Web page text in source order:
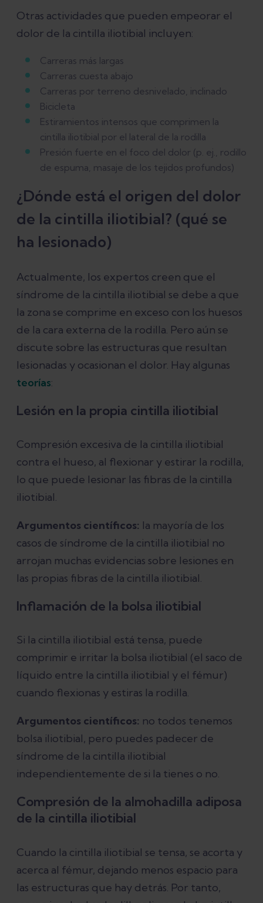
Otras actividades que pueden empeorar el
dolor de la cintilla iliotibial incluyen:
Carreras más largas
Carreras cuesta abajo
Carreras por terreno desnivelado, inclinado
Bicicleta
Estiramientos intensos que comprimen la
cintilla iliotibial por el lateral de la rodilla
Presión fuerte en el foco del dolor (p. ej., rodillo
de espuma, masaje de los tejidos profundos)
¿Dónde está el origen del dolor
de la cintilla iliotibial? (qué se
ha lesionado)
Actualmente, los expertos creen que el
síndrome de la cintilla iliotibial se debe a que
la zona se comprime en exceso con los huesos
de la cara externa de la rodilla. Pero aún se
discute sobre las estructuras que resultan
lesionadas y ocasionan el dolor. Hay algunas
teorías:
Lesión en la propia cintilla iliotibial
Compresión excesiva de la cintilla iliotibial
contra el hueso, al flexionar y estirar la rodilla,
lo que puede lesionar las fibras de la cintilla
iliotibial.
Argumentos científicos: la mayoría de los
casos de síndrome de la cintilla iliotibial no
arrojan muchas evidencias sobre lesiones en
las propias fibras de la cintilla iliotibial.
Inflamación de la bolsa iliotibial
Si la cintilla iliotibial está tensa, puede
comprimir e irritar la bolsa iliotibial (el saco de
líquido entre la cintilla iliotibial y el fémur)
cuando flexionas y estiras la rodilla.
Argumentos científicos: no todos tenemos
bolsa iliotibial, pero puedes padecer de
síndrome de la cintilla iliotibial
independientemente de si la tienes o no.
Compresión de la almohadilla adiposa
de la cintilla iliotibial
Cuando la cintilla iliotibial se tensa, se acorta y
acerca al fémur, dejando menos espacio para
las estructuras que hay detrás. Por tanto,